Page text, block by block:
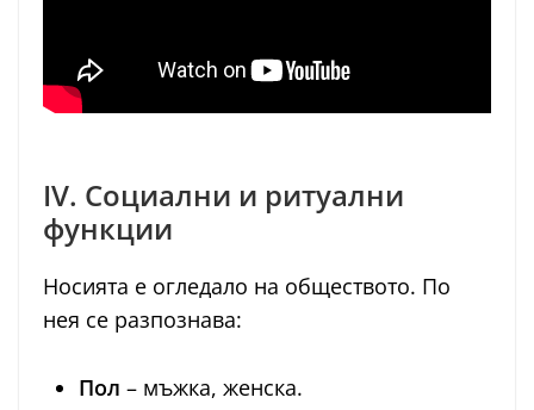
IV. Социални и ритуални
функции
Носията е огледало на обществото. По
нея се разпознава:
Пол – мъжка, женска.